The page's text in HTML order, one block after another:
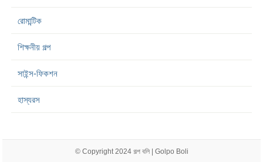
রোমান্টিক
শিক্ষনীয় গল্প
সাইন্স-ফিকশন
হাস্যরস
© Copyright 2024 গল্প বলি | Golpo Boli